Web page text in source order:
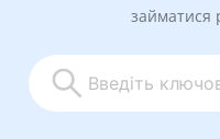
займатися